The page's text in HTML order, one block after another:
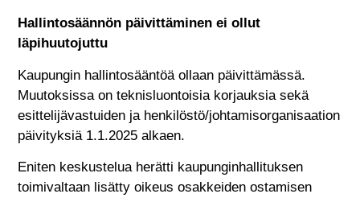
Hallintosäännön päivittäminen ei ollut
läpihuutojuttu
Kaupungin hallintosääntöä ollaan päivittämässä.
Muutoksissa on teknisluontoisia korjauksia sekä
esittelijävastuiden ja henkilöstö/johtamisorganisaation
päivityksiä 1.1.2025 alkaen.
Eniten keskustelua herätti kaupunginhallituksen
toimivaltaan lisätty oikeus osakkeiden ostamisen